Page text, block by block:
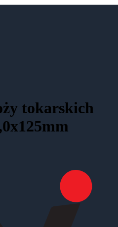
tokarskich